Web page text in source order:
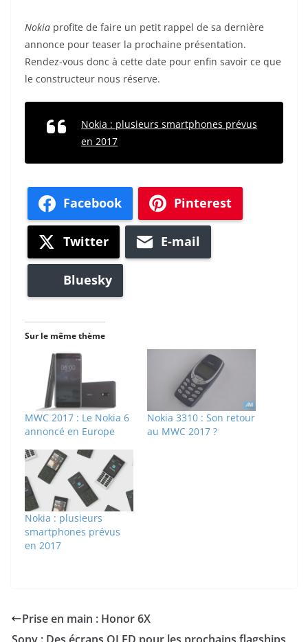
Nokia profite de faire un petit rappel de sa dernière
annonce pour teaser la prochaine présentation.
Rendez-vous donc à cette date pour enfin savoir ce que
le constructeur nous réserve.
Nokia : plusieurs smartphones prévus
en 2017
Facebook Pinterest
Twitter E-mail
Bluesky
Sur le même thème
MWC 2017 : Le Nokia 6
annoncé en Europe
Nokia 3310 : Son retour
au MWC 2017 ?
Nokia : plusieurs
smartphones prévus
en 2017
Prise en main : Honor 6X